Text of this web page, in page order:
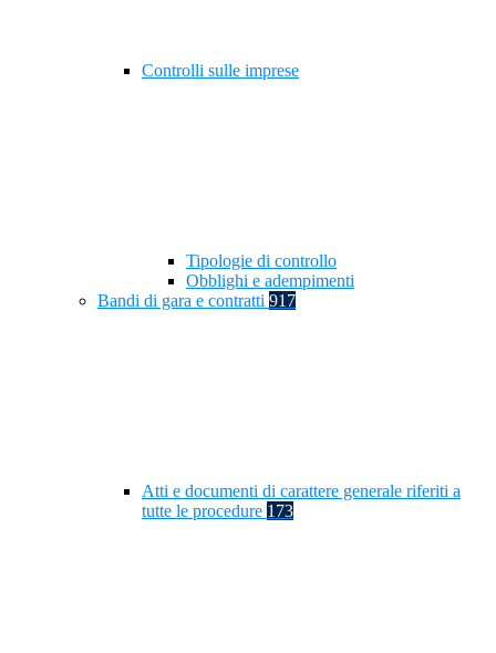
Controlli sulle imprese
Tipologie di controllo
Obblighi e adempimenti
Bandi di gara e contratti 917
Atti e documenti di carattere generale riferiti a
tutte le procedure 173